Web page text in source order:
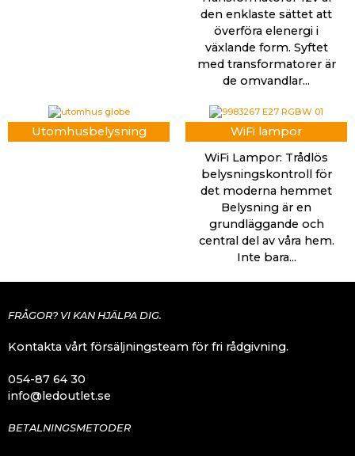
den enklaste sättet att
överföra elenergi i
växlande form. Syftet
med transformatorer är
de omvandlar...
Utomhusbelysning
WiFi lampor
WiFi Lampor: Trådlös
belysningskontroll för
det moderna hemmet
Belysning är en
grundläggande och
central del av våra hem.
Inte bara...
FRÅGOR? VI KAN HJÄLPA DIG.
Kontakta vårt försäljningsteam för fri rådgivning.
054-87 64 30
info@ledoutlet.se
BETALNINGSMETODER